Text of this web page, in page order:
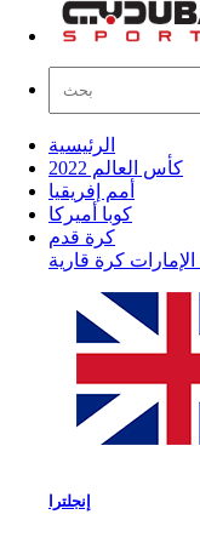
الرئيسية
كأس العالم 2022
أمم إفريقيا
كوبا أميركا
كرة قدم
الإمارات كرة قارية
إنجلترا